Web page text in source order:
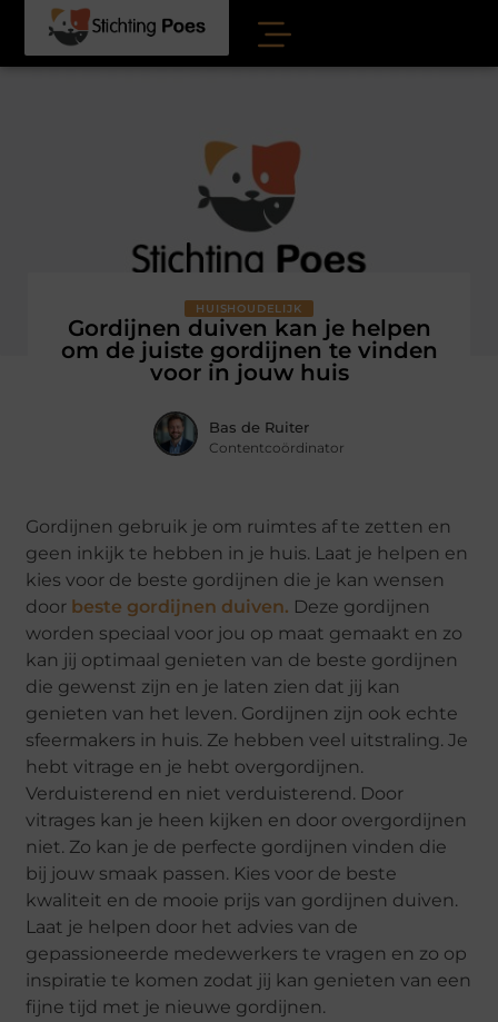
HUISHOUDELIJK
Gordijnen duiven kan je helpen
om de juiste gordijnen te vinden
voor in jouw huis
Bas de Ruiter
Contentcoördinator
Gordijnen gebruik je om ruimtes af te zetten en
geen inkijk te hebben in je huis. Laat je helpen en
kies voor de beste gordijnen die je kan wensen
door beste gordijnen duiven. Deze gordijnen
worden speciaal voor jou op maat gemaakt en zo
kan jij optimaal genieten van de beste gordijnen
die gewenst zijn en je laten zien dat jij kan
genieten van het leven. Gordijnen zijn ook echte
sfeermakers in huis. Ze hebben veel uitstraling. Je
hebt vitrage en je hebt overgordijnen.
Verduisterend en niet verduisterend. Door
vitrages kan je heen kijken en door overgordijnen
niet. Zo kan je de perfecte gordijnen vinden die
bij jouw smaak passen. Kies voor de beste
kwaliteit en de mooie prijs van gordijnen duiven.
Laat je helpen door het advies van de
gepassioneerde medewerkers te vragen en zo op
inspiratie te komen zodat jij kan genieten van een
fijne tijd met je nieuwe gordijnen.